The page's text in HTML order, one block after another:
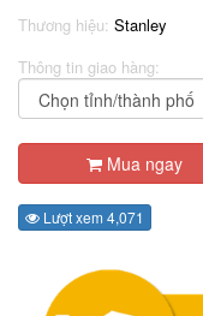
Thương hiệu: Stanley
Thông tin giao hàng:
Mua ngay
Lượt xem 4,071